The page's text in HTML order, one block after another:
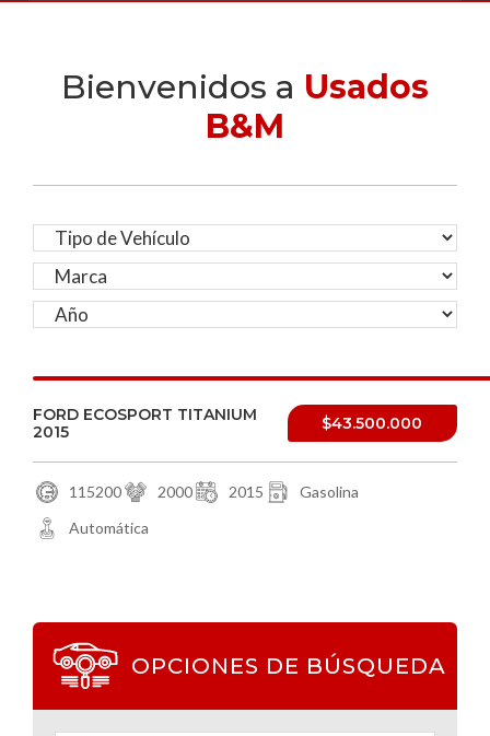
Bienvenidos a Usados
B&M
FORD ECOSPORT TITANIUM
2015
$43.500.000
115200 2000 2015
Gasolina
Automática
OPCIONES DE BÚSQUEDA